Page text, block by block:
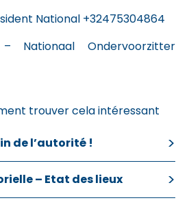
National +32475304864
Nationaal Ondervoorzitter
trouver cela intéressant
de l’autorité !
– Etat des lieux